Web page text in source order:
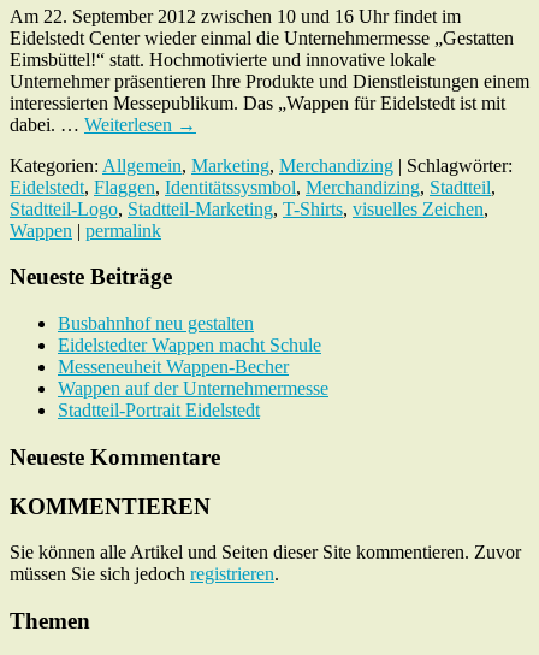
Am 22. September 2012 zwischen 10 und 16 Uhr findet im
Eidelstedt Center wieder einmal die Unternehmermesse „Gestatten
Eimsbüttel!“ statt. Hochmotivierte und innovative lokale
Unternehmer präsentieren Ihre Produkte und Dienstleistungen einem
interessierten Messepublikum. Das „Wappen für Eidelstedt ist mit
dabei. … Weiterlesen →
Kategorien: Allgemein, Marketing, Merchandizing | Schlagwörter:
Eidelstedt, Flaggen, Identitätssysmbol, Merchandizing, Stadtteil,
Stadtteil-Logo, Stadtteil-Marketing, T-Shirts, visuelles Zeichen,
Wappen | permalink
Neueste Beiträge
Busbahnhof neu gestalten
Eidelstedter Wappen macht Schule
Messeneuheit Wappen-Becher
Wappen auf der Unternehmermesse
Stadtteil-Portrait Eidelstedt
Neueste Kommentare
KOMMENTIEREN
Sie können alle Artikel und Seiten dieser Site kommentieren. Zuvor
müssen Sie sich jedoch registrieren.
Themen